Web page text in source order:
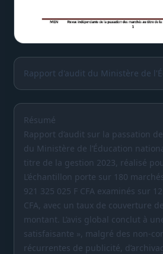
Rapport d'audit du Ministère de
Résumé
Rapport d’audit sur la passation
du Ministère de l’Éducation
titre de la gestion 2023, réalisé pour
L’échantillon porte sur 180
921 325 025 F CFA examinés sur
CFA, avec un taux de couverture
montant. L’avis global conclut à
satisfaisante », malgré des non-
récurrentes de publicité,